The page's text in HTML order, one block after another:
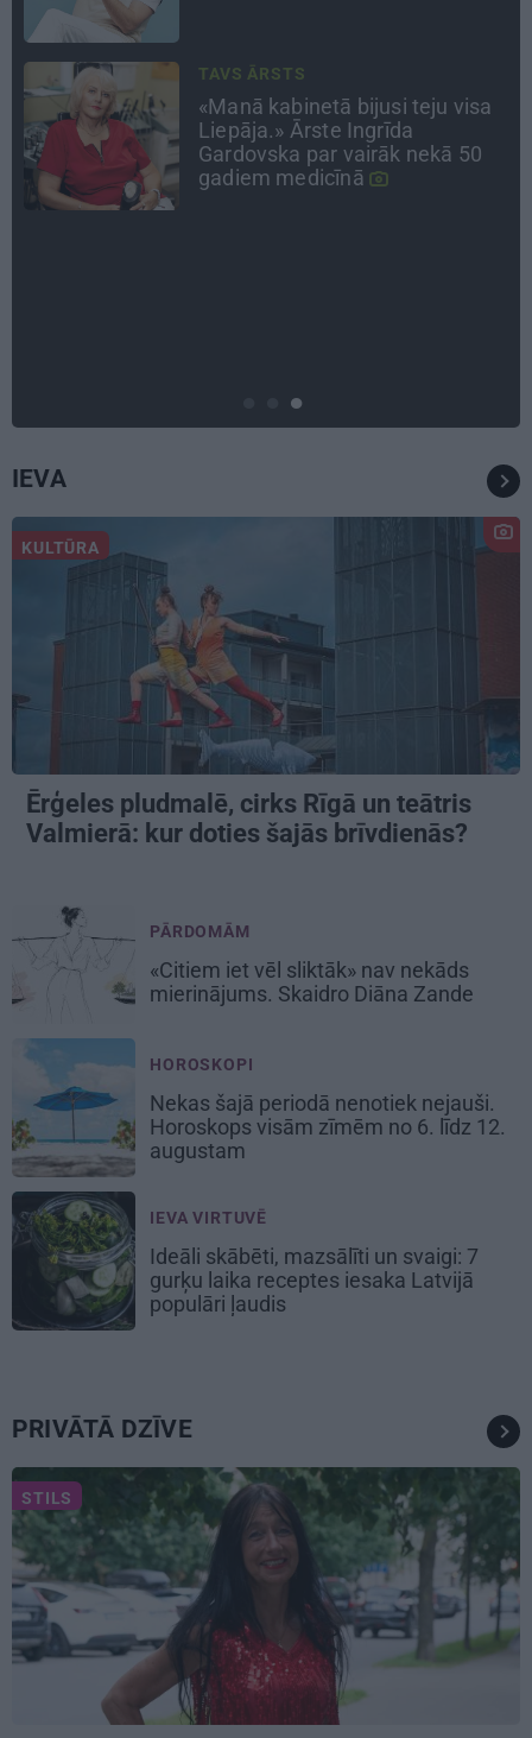
DZĪVESSTĀSTS
Stāsts, kas pārspēj kino
scenārijus: Kā Liepājas zēns
Volfs Ruvinskis kļuva par
Meksikas superzvaigzni
IEVA
KULTŪRA
Ērģeles pludmalē, cirks Rīgā un teātris
Valmierā: kur doties šajās brīvdienās?
PĀRDOMĀM
«Citiem iet vēl sliktāk» nav nekāds
mierinājums. Skaidro Diāna Zande
HOROSKOPI
Nekas šajā periodā nenotiek nejauši.
Horoskops visām zīmēm no 6. līdz 12.
augustam
IEVA VIRTUVĒ
Ideāli skābēti, mazsālīti un svaigi: 7
gurķu laika receptes iesaka Latvijā
populāri ļaudis
PRIVĀTĀ DZĪVE
STILS